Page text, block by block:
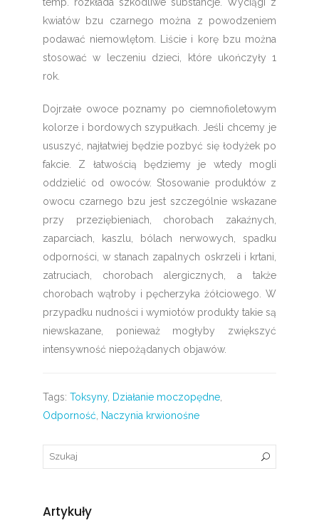
kwiatów bzu czarnego można z powodzeniem
podawać niemowlętom. Liście i korę bzu można
stosować w leczeniu dzieci, które ukończyły 1
rok.
Dojrzałe owoce poznamy po ciemnofioletowym
kolorze i bordowych szypułkach. Jeśli chcemy je
ususzyć, najłatwiej będzie pozbyć się łodyżek po
fakcie. Z łatwością będziemy je wtedy mogli
oddzielić od owoców. Stosowanie produktów z
owocu czarnego bzu jest szczególnie wskazane
przy przeziębieniach, chorobach zakaźnych,
zaparciach, kaszlu, bólach nerwowych, spadku
odporności, w stanach zapalnych oskrzeli i krtani,
zatruciach, chorobach alergicznych, a także
chorobach wątroby i pęcherzyka żółciowego. W
przypadku nudności i wymiotów produkty takie są
niewskazane, ponieważ mogłyby zwiększyć
intensywność niepożądanych objawów.
Tags: Toksyny, Działanie moczopędne,
Odporność
Naczynia krwionośne
Artykuły